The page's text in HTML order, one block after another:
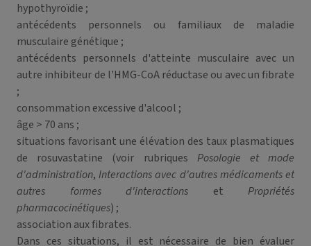
hypothyroïdie ;
antécédents personnels ou familiaux de maladie
musculaire génétique ;
antécédents personnels d'atteinte musculaire avec un
autre inhibiteur de l'HMG-CoA réductase ou avec un fibrate
;
consommation excessive d'alcool ;
âge > 70 ans ;
situations favorisant une élévation des taux plasmatiques
de rosuvastatine (voir rubriques Posologie et mode
d'administration,Interactions avec d'autres médicaments et
autres formes d'interactions et Propriétés
pharmacocinétiques) ;
association aux fibrates.
Dans ces situations, il est nécessaire de bien évaluer